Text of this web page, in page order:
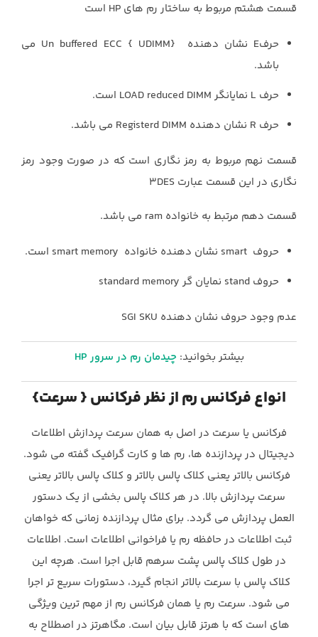
قسمت هشتم مربوط به ساختار ‏رم های HP است
حرفE‏ نشان دهنده ‏Un buffered ECC { UDIMM} ‎‏ می
باشد. ‏
حرف ‏L‏ نمایانگر ‏LOAD reduced DIMM‏ است. ‏
حرف ‏R‏ نشان دهنده ‏Registerd DIMM‏ می باشد. ‏
قسمت نهم مربوط به رمز نگاری است که در صورت وجود رمز
نگاری در این قسمت عبارت ‏‎3DES‎
قسمت دهم مرتبط به خانواده ‏ram‏ می باشد. ‏
حروف ‏smart ‎‏ نشان دهنده خانواده ‏smart memory ‎‏ است. ‏
حروف ‏stand‏ نمایان گر ‏standard memory‏ ‏
عدم وجود حروف نشان دهنده ‏SGI SKU
بیشتر بخوانید: چیدمان رم در سرور HP
انواع فرکانس رم از نظر فرکانس { سرعت}‏
فرکانس یا سرعت در اصل به همان سرعت پردازش اطلاعات
دیجیتال در پردازنده ها، رم ها و کارت گرافیک گفته می شود.
‏فرکانس بالاتر یعنی کلاک پالس بالاتر و کلاک پالس بالاتر یعنی
سرعت پردازش بالا. در هر کلاک پالس بخشی از یک ‏دستور
العمل پردازش می گردد. برای مثال پردازنده زمانی که خواهان
ثبت اطلاعات در حافظه رم یا فراخوانی اطلاعات است. ‏اطلاعات
در طول کلاک پالس پشت سرهم قابل اجرا است. هرچه این
کلاک پالس با سرعت بالاتر انجام گیرد، دستورات سریع تر ‏اجرا
می شود. سرعت رم یا همان فرکانس رم از مهم ترین ویژگی
های است که با هرتز قابل بیان است. مگاهرتز در اصطلاح به